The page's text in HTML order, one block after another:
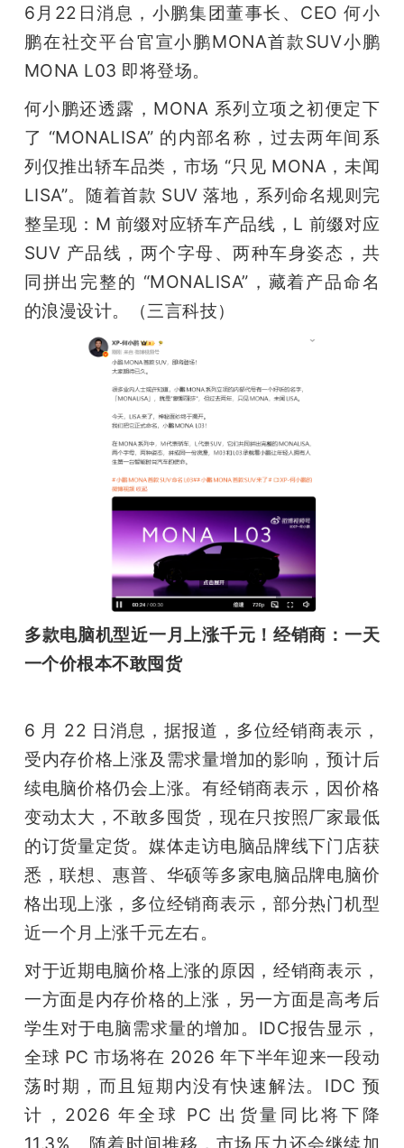
6月22日消息，小鹏集团董事长、CEO 何小
鹏在社交平台官宣小鹏MONA首款SUV小鹏
MONA L03 即将登场。
何小鹏还透露，MONA 系列立项之初便定下
了 “MONALISA” 的内部名称，过去两年间系
列仅推出轿车品类，市场 “只见 MONA，未闻
LISA”。随着首款 SUV 落地，系列命名规则完
整呈现：M 前缀对应轿车产品线，L 前缀对应
SUV 产品线，两个字母、两种车身姿态，共
同拼出完整的 “MONALISA”，藏着产品命名
的浪漫设计。（三言科技）
多款电脑机型近一月上涨千元！经销商：一天
一个价根本不敢囤货
6 月 22 日消息，据报道，多位经销商表示，
受内存价格上涨及需求量增加的影响，预计后
续电脑价格仍会上涨。有经销商表示，因价格
变动太大，不敢多囤货，现在只按照厂家最低
的订货量定货。媒体走访电脑品牌线下门店获
悉，联想、惠普、华硕等多家电脑品牌电脑价
格出现上涨，多位经销商表示，部分热门机型
近一个月上涨千元左右。
对于近期电脑价格上涨的原因，经销商表示，
一方面是内存价格的上涨，另一方面是高考后
学生对于电脑需求量的增加。IDC报告显示，
全球 PC 市场将在 2026 年下半年迎来一段动
荡时期，而且短期内没有快速解法。IDC 预
计，2026 年全球 PC 出货量同比将下降
11.3%。随着时间推移，市场压力还会继续加